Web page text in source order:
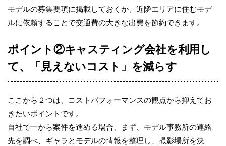
モデルの募集要項に掲載しておくか、近隣エリアに住むモデ
ルに依頼することで交通費の大きな出費を節約できます。
ポイント②キャスティング会社を利用し
て、「見えないコスト」を減らす
ここから２つは、コストパフォーマンスの観点から抑えてお
きたいポイントです。
自社で一から案件を進める場合、まず、モデル事務所の連絡
先を調べ、ギャラとモデルの情報を整理し、撮影場所を決